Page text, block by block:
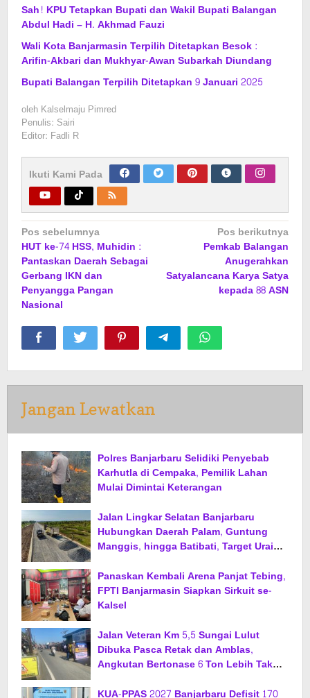
Sah! KPU Tetapkan Bupati dan Wakil Bupati Balangan
Abdul Hadi – H. Akhmad Fauzi
Wali Kota Banjarmasin Terpilih Ditetapkan Besok :
Arifin-Akbari dan Mukhyar-Awan Subarkah Diundang
Bupati Balangan Terpilih Ditetapkan 9 Januari 2025
oleh Kalselmaju Pimred
Penulis: Sairi
Editor: Fadli R
Ikuti Kami Pada
Navigasi
pos
Pos sebelumnya
HUT ke-74 HSS, Muhidin :
Pantaskan Daerah Sebagai
Gerbang IKN dan
Penyangga Pangan
Nasional
Pos berikutnya
Pemkab Balangan
Anugerahkan
Satyalancana Karya Satya
kepada 88 ASN
Jangan Lewatkan
Polres Banjarbaru Selidiki Penyebab
Karhutla di Cempaka, Pemilik Lahan
Mulai Dimintai Keterangan
Jalan Lingkar Selatan Banjarbaru
Hubungkan Daerah Palam, Guntung
Manggis, hingga Batibati, Target Urai
Panaskan Kembali Arena Panjat Tebing,
FPTI Banjarmasin Siapkan Sirkuit se-
Kalsel
Jalan Veteran Km 5,5 Sungai Lulut
Dibuka Pasca Retak dan Amblas,
Angkutan Bertonase 6 Ton Lebih Tak
KUA-PPAS 2027 Banjarbaru Defisit 170